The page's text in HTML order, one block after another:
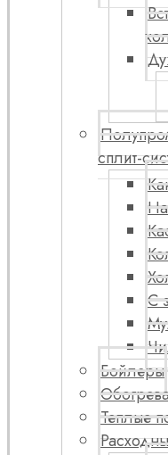
сплит-
С
Бойлеры
Теплые